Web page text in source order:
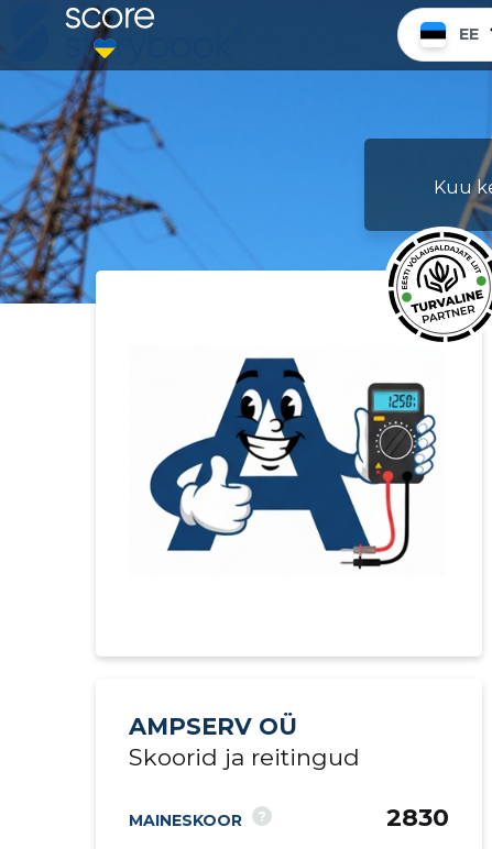
EE
Kuu
AMPSERV OÜ
Skoorid ja reitingud
MAINESKOOR ? 2830